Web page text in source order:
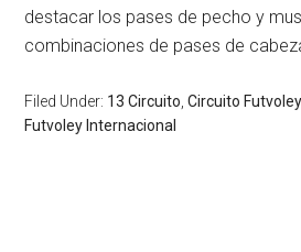
destacar los pases de pecho y
combinaciones de pases de
Filed Under: 13 Circuito ,Circuito Futvoley
Futvoley Internacional